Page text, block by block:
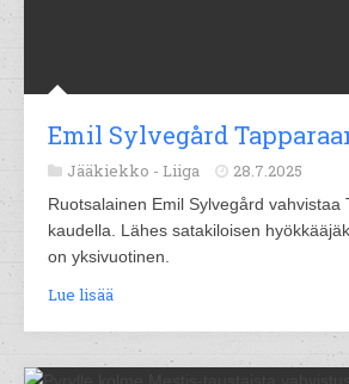
Emil Sylvegård
Jääkiekko - Liiga 28.7.2025
Ruotsalainen Emil Sylvegård vahvistaa
kaudella. Lähes satakiloisen
on yksivuotinen.
Lue lisää